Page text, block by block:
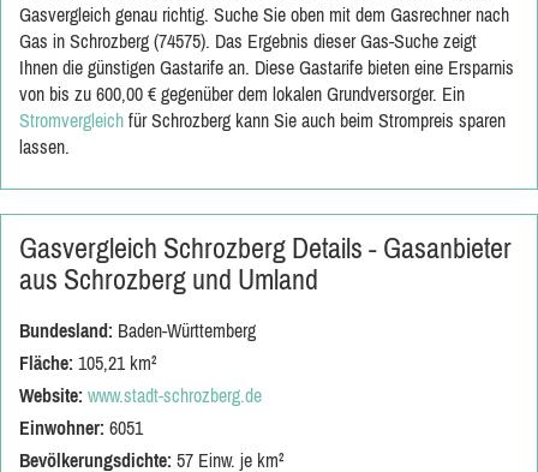
Gasvergleich genau richtig. Suche Sie oben mit dem Gasrechner nach
Gas in Schrozberg (74575). Das Ergebnis dieser Gas-Suche zeigt
Ihnen die günstigen Gastarife an. Diese Gastarife bieten eine Ersparnis
von bis zu 600,00 € gegenüber dem lokalen Grundversorger. Ein
Stromvergleich für Schrozberg kann Sie auch beim Strompreis sparen
lassen.
Gasvergleich Schrozberg Details - Gasanbieter
aus Schrozberg und Umland
Bundesland: Baden-Württemberg
Fläche: 105,21 km²
Website: www.stadt-schrozberg.de
Einwohner: 6051
Bevölkerungsdichte: 57 Einw. je km²